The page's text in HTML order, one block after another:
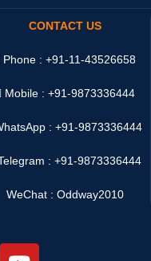
CONTACT US
Phone : +91-11-43526658
Mobile : +91-9873336444
:+91-9873336444
: +91-9873336444
WeChat : Oddway2010